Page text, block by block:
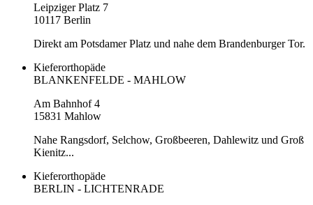
Leipziger Platz 7
10117 Berlin
Direkt am Potsdamer Platz und nahe dem Brandenburger Tor.
Kieferorthopäde
BLANKENFELDE - MAHLOW
Am Bahnhof 4
15831 Mahlow
Nahe Rangsdorf, Selchow, Großbeeren, Dahlewitz und Groß
Kienitz...
Kieferorthopäde
BERLIN - LICHTENRADE